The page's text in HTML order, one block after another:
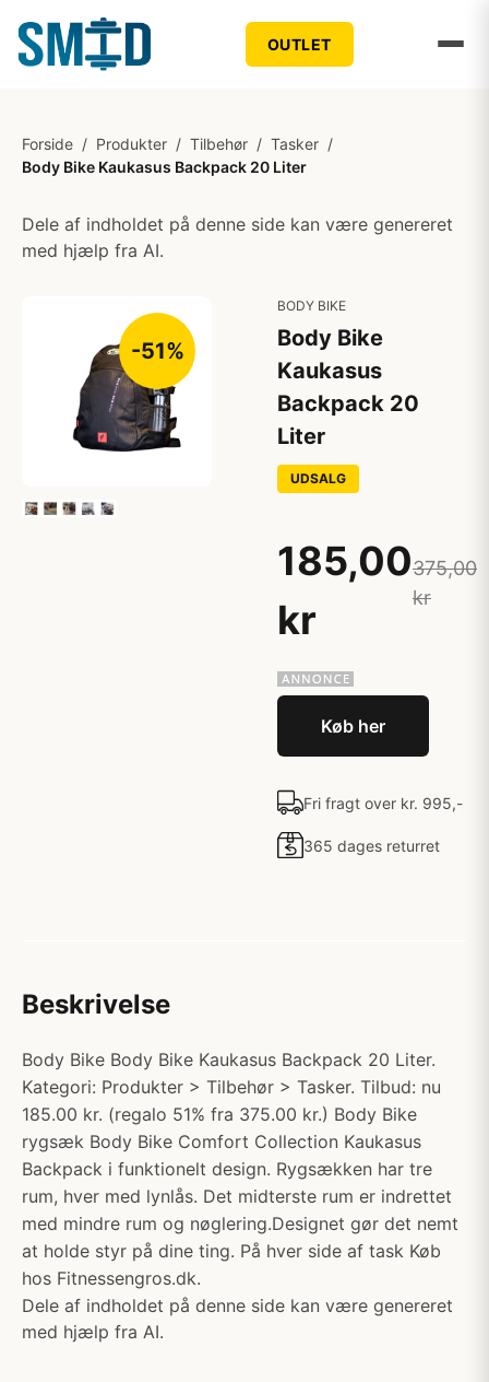
OUTLET
Forside / Produkter / Tilbehør / Tasker /
Body Bike Kaukasus Backpack 20 Liter
Dele af indholdet på denne side kan være genereret
med hjælp fra AI.
-51%
BODY BIKE
Body Bike
Kaukasus
Backpack 20
Liter
UDSALG
185,00
kr
375,00
kr
Køb her
Fri fragt over kr. 995,-
365 dages returret
Beskrivelse
Body Bike Body Bike Kaukasus Backpack 20 Liter.
Kategori: Produkter > Tilbehør > Tasker. Tilbud: nu
185.00 kr. (regalo 51% fra 375.00 kr.) Body Bike
rygsæk Body Bike Comfort Collection Kaukasus
Backpack i funktionelt design. Rygsækken har tre
rum, hver med lynlås. Det midterste rum er indrettet
med mindre rum og nøglering.Designet gør det nemt
at holde styr på dine ting. På hver side af task Køb
hos Fitnessengros.dk.
Dele af indholdet på denne side kan være genereret
med hjælp fra AI.